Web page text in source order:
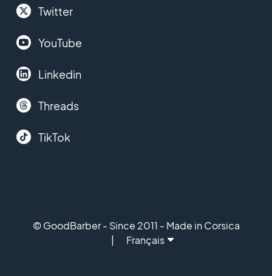
Twitter
YouTube
Linkedin
Threads
TikTok
© GoodBarber - Since 2011 - Made in Corsica
Français